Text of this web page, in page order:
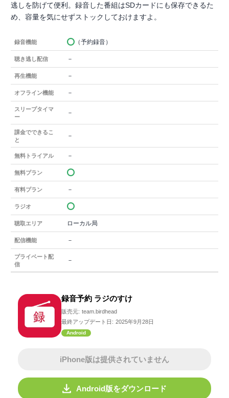
逃しを防げて便利。録音した番組はSDカードにも保存できるた
め、容量を気にせずストックしておけますよ。
録音機能 （予約録音）
聴き逃し配信 －
再生機能 －
オフライン機能 －
スリープタイマ
ー
－
課金でできるこ
と
－
無料トライアル －
無料プラン
有料プラン －
ラジオ
聴取エリア ローカル局
配信機能 －
プライベート配
信
－
録音予約 ラジのすけ
販売元: team.birdhead
最終アップデート日: 2025年9月28日
Android
iPhone版は提供されていません
Android版をダウンロード